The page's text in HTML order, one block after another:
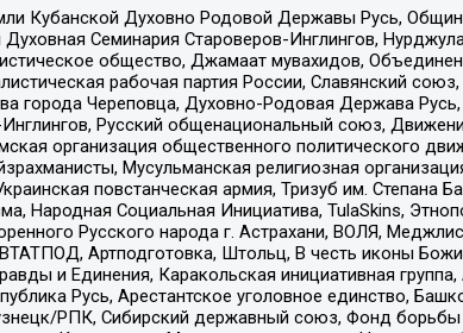
Кубанской Духовно Родовой Державы Русь,
Семинария Староверов-Инглингов,
общество, Джамаат мувахидов,
рабочая партия России, Славянский
города Череповца, Духовно-Родовая Держава
Русский общенациональный союз,
организация общественного политического
Мусульманская религиозная
повстанческая армия, Тризуб им. Степана
Народная Социальная Инициатива, TulaSkins,
Русского народа г. Астрахани, ВОЛЯ,
Артподготовка, Штольц, В честь иконы
и Единения, Каракольская инициативная
Русь, Арестантское уголовное единство,
РПК, Сибирский державный союз, Фонд